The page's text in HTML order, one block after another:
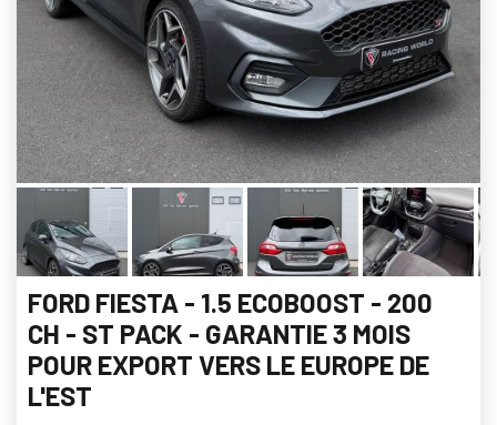
FORD FIESTA - 1.5 ECOBOOST - 200
CH - ST PACK - GARANTIE 3 MOIS
POUR EXPORT VERS LE EUROPE DE
L'EST